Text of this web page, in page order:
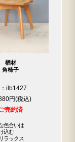
楢材
角椅子
ilb1427
円
売約済
色合いは
込む
ラックス